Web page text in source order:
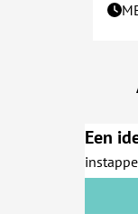
Een